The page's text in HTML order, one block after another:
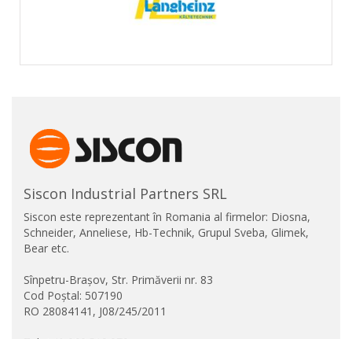
Siscon Industrial Partners SRL
Siscon este reprezentant în Romania al firmelor: Diosna,
Schneider, Anneliese, Hb-Technik, Grupul Sveba, Glimek,
Bear etc.
Sînpetru-Brașov, Str. Primăverii nr. 83
Cod Poștal: 507190
RO 28084141, J08/245/2011